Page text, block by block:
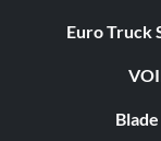
Euro Truck